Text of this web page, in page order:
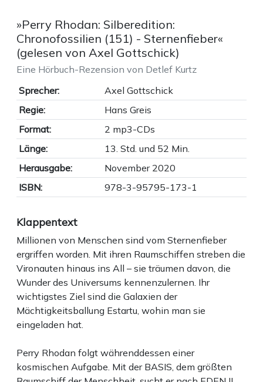
»Perry Rhodan: Silberedition:
Chronofossilien (151) - Sternenfieber«
(gelesen von Axel Gottschick)
Eine Hörbuch-Rezension von Detlef Kurtz
Sprecher:
Axel Gottschick
Regie:
Hans Greis
Format:
2 mp3-CDs
Länge:
13. Std. und 52 Min.
Herausgabe:
November 2020
ISBN:
978-3-95795-173-1
Klappentext
Millionen von Menschen sind vom Sternenfieber
ergriffen worden. Mit ihren Raumschiffen streben die
Vironauten hinaus ins All – sie träumen davon, die
Wunder des Universums kennenzulernen. Ihr
wichtigstes Ziel sind die Galaxien der
Mächtigkeitsballung Estartu, wohin man sie
eingeladen hat.
Perry Rhodan folgt währenddessen einer
kosmischen Aufgabe. Mit der BASIS, dem größten